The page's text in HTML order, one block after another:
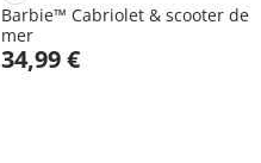
Barbie™ Cabriolet & scooter de
mer
34,99 €
Au panier